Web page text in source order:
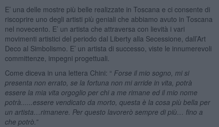
E’ una delle mostre più belle realizzate in Toscana e ci consente di
riscoprire uno degli artisti più geniali che abbiamo avuto in Toscana
nel novecento. E’ un artista che attraversa con lievità i vari
movimenti artistici del periodo dal Liberty alla Secessione, dall’Art
Deco al Simbolismo. E’ un artista di successo, viste le innumerevoli
committenze, impegni progettuali.
Come diceva in una lettera Chini: “ Forse il mio sogno, mi si
presenta non errato, se la fortuna non mi arride in vita, potrà
essere la mia vita orgoglio per chi a me rimane ed il mio nome
potrà......essere vendicato da morto, questa è la cosa più bella per
un artista…rimanere. Per questo lavorerò sempre di più… fino a
che potrò.”